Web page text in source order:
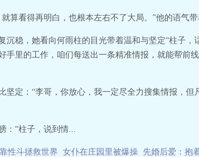
算看得再明白，也根本左右不了大局。”他的语气带
稳，她看向何雨柱的目光带着温和与坚定“柱子，
里的工作，咱们每送出一条精准情报，就能帮前
定：“李哥，你放心，我一定尽全力搜集情报，但
：“柱子，说到情...
性斗拯救世界 女仆在庄园里被爆操 先婚后爱：抱